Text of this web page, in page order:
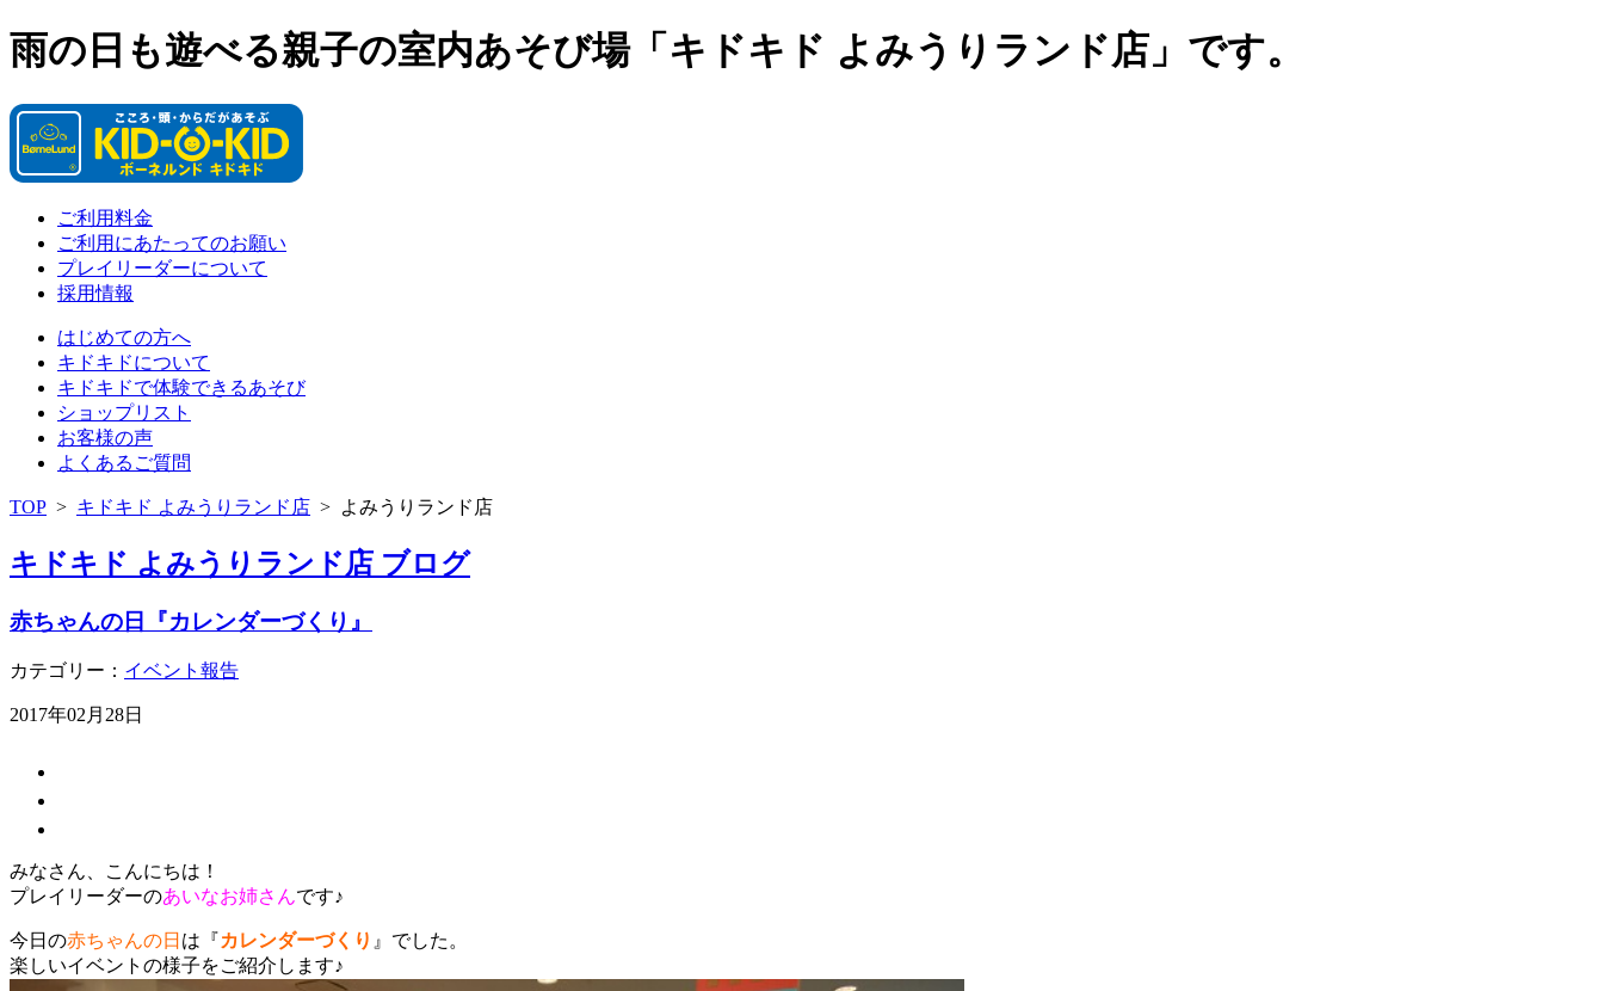
雨の日も遊べる親子の室内あそび場「キドキド よみうりランド店」です。
ご利用料金
ご利用にあたってのお願い
プレイリーダーについて
採用情報
はじめての方へ
キドキドについて
キドキドで体験できるあそび
ショップリスト
お客様の声
よくあるご質問
TOP > キドキド よみうりランド店 > よみうりランド店
キドキド よみうりランド店 ブログ
赤ちゃんの日『カレンダーづくり』
カテゴリー： イベント報告
2017年02月28日
みなさん、こんにちは！
プレイリーダーのあいなお姉さんです♪
今日の赤ちゃんの日 は『カレンダーづくり 』でした。
楽しいイベントの様子をご紹介します♪